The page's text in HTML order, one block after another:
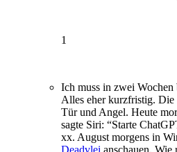
1
Ich muss in zwei
Alles eher kurzfristig.
Tür und Angel. Heute
sagte Siri: “Starte
xx. August morgens in